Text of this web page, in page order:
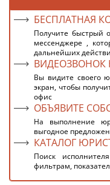
БЕСПЛАТНАЯ
Получите быстрый
мессенджере ,
дальнейших
ВИДЕОЗВОНОК
Вы видите своего
экран, чтобы
офис
ОБЪЯВИТЕ
На выполнение
выгодное
КАТАЛОГ
Поиск
фильтрам,